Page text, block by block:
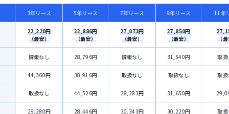
3年リース 5年リース 7年リース 9年リース 11年
22,220円
（最安）
22,886円
（最安）
27,073円
（最安）
27,850円
（最安）
（
情報なし 28,796円 情報なし 31,540円 取扱
44,360円 38,916円 取扱なし 取扱なし 取扱
取扱なし 44,526円 38,283円 31,650円
29,280円 28,446円 30,343円 30,220円 取扱